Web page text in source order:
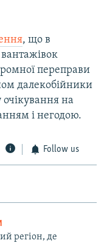
, що в
вантажівок
переправи
далекобійники
очікування на
і негодою.
Follow us
регіон, де